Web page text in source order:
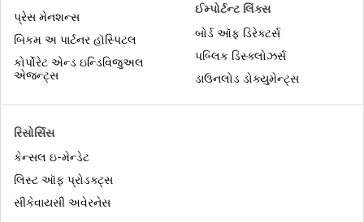
નિવૃત્ત થનાર એમ્પલોય માટે સુપર ટોપ-અપ
સિનિયર સિટિઝન માટે સુપર ટોપ-અપ હેલ્થ
મેડિક્લેઈમ vs હેલ્થ ઇન્શ્યુરન્સ
રિસોર્સિસ
કેન્સલ ઇ-મેન્ડેટ
લિસ્ટ ઑફ પ્રોડક્ટ્સ
સીકેવાયસી અવેરનેસ
પ્રેસ મેનશન્સ
બિકમ અ પાર્ટનર હૉસ્પિટલ
કોર્પોરેટ એન્ડ ઇન્ડિવિજુઅલ
એજન્ટ્સ
ઈમ્પોર્ટન્ટ લિંક્સ
બોર્ડ ઑફ ડિરેક્ટર્સ
પબ્લિક ડિસ્ક્લોઝર્સ
ડાઉનલોડ ડોક્યુમેન્ટ્સ